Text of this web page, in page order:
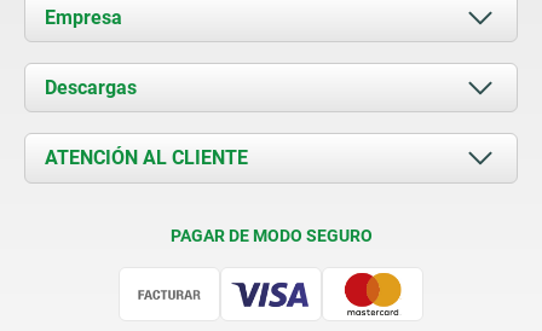
Empresa
Acerca de nosotros
Novedades
Contacto
Descargas
Documents
ATENCIÓN AL CLIENTE
PAGAR DE MODO SEGURO